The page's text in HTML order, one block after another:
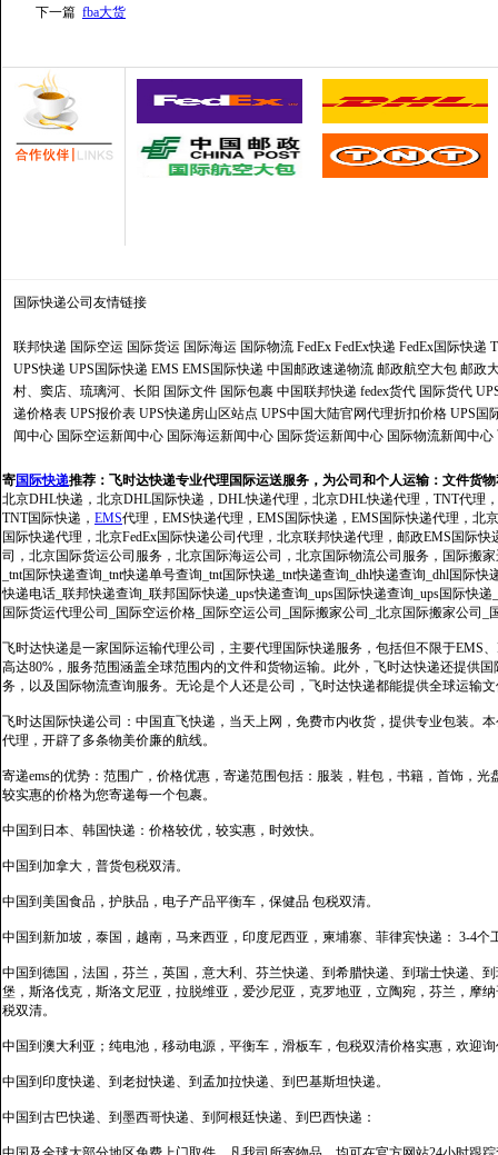
下一篇 fba大货
国际快递公司 友情链接
联邦快递 国际空运 国际货运 国际海运 国际物流 FedEx FedEx快递 FedEx国际快递
UPS快递 UPS国际快递 EMS EMS国际快递 中国邮政速递物流 邮政航空大包 邮政
村、窦店、琉璃河、长阳 国际文件 国际包裹 中国联邦快递 fedex货代 国际货代
递价格表 UPS报价表 UPS快递房山区站点 UPS中国大陆官网代理折扣价格 UPS国
闻中心 国际空运新闻中心 国际海运新闻中心 国际货运新闻中心 国际物流新闻中心
寄国际快递推荐： 飞时达快递专业代理国际运送服务，为公司和个人运输：文件货
北京DHL快递，北京DHL国际快递，DHL快递代理，北京DHL快递代理，TNT代理
TNT国际快递， EMS代理，EMS快递代理，EMS国际快递，EMS国际快递代理，北
国际快递代理，北京FedEx国际快递公司代理，北京联邦快递代理，邮政EMS国际
司，北京国际货运公司服务，北京国际海运公司，北京国际物流公司服务，国际搬
_tnt国际快递查询_tnt快递单号查询_tnt国际快递_tnt快递查询_dhl快递查询_dhl国际
快递电话_联邦快递查询_联邦国际快递_ups快递查询_ups国际快递查询_ups国际快
国际货运代理公司_国际空运价格_国际空运公司_国际搬家公司_北京国际搬家公司_
飞时达快递是一家国际运输代理公司，主要代理国际快递服务，包括但不限于EMS
高达80%，服务范围涵盖全球范围内的文件和货物运输。此外，飞时达快递还提供
务，以及国际物流查询服务。无论是个人还是公司，飞时达快递都能提供全球运输
飞时达国际快递公司：中国直飞快递，当天上网，免费市内收货，提供专业包装。
代理，开辟了多条物美价廉的航线。
寄递ems的优势：范围广，价格优惠，寄递范围包括：服装，鞋包，书籍，首饰，
较实惠的价格为您寄递每一个包裹。
中国到日本、韩国快递：价格较优，较实惠，时效快。
中国到加拿大，普货包税双清。
中国到美国食品，护肤品，电子产品平衡车，保健品 包税双清。
中国到新加坡，泰国，越南，马来西亚，印度尼西亚，柬埔寨、菲律宾快递： 3-4个
中国到德国，法国，芬兰，英国，意大利、芬兰快递、到希腊快递、到瑞士快递、
堡，斯洛伐克，斯洛文尼亚，拉脱维亚，爱沙尼亚，克罗地亚，立陶宛，芬兰，摩
税双清。
中国到澳大利亚；纯电池，移动电源，平衡车，滑板车，包税双清价格实惠，欢迎
中国到印度快递、到老挝快递、到孟加拉快递、到巴基斯坦快递。
中国到古巴快递、到墨西哥快递、到阿根廷快递、到巴西快递：